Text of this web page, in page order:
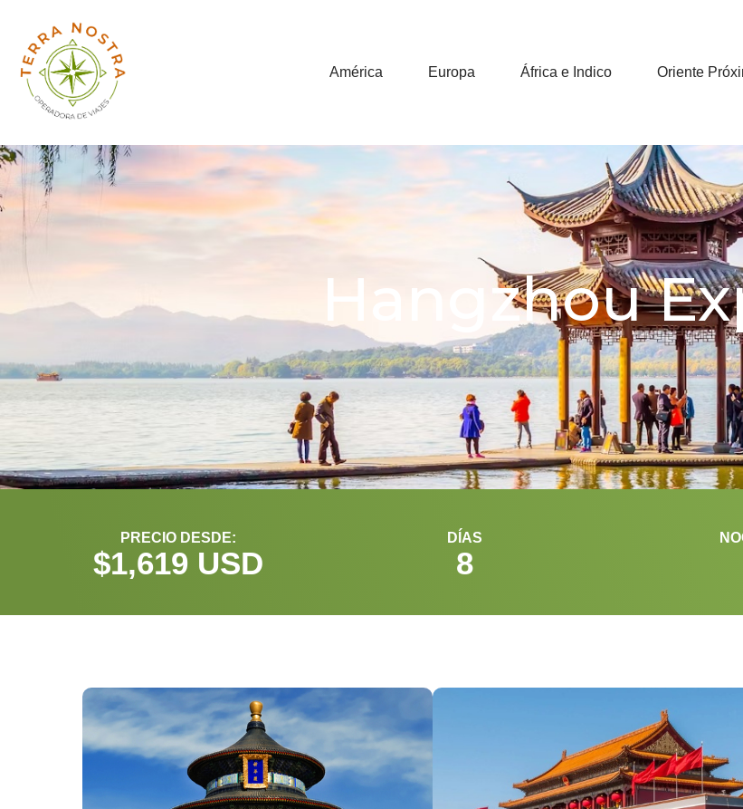
América Europa África e Indico Oriente
Hangzhou
PRECIO DESDE:
$1,619 USD
DÍAS
8